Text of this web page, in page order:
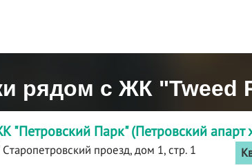
рядом с ЖК "Tweed
"Петровский Парк" (Петровский апарт
Cтаропетровский проезд, дом 1, стр. 1